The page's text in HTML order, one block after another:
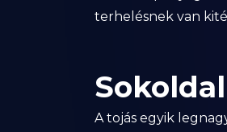
terhelésnek van
A tojás egyik